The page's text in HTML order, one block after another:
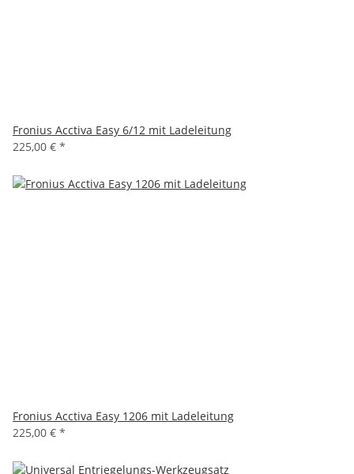
Fronius Acctiva Easy 6/12 mit Ladeleitung
225,00 € *
Fronius Acctiva Easy 1206 mit Ladeleitung
225,00 € *